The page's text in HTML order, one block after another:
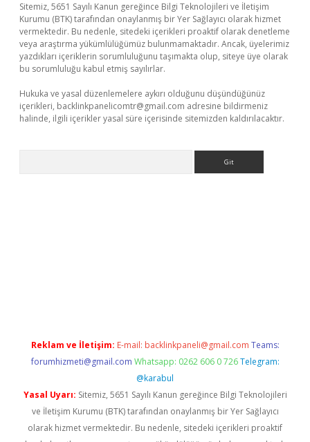
Sitemiz, 5651 Sayılı Kanun gereğince Bilgi Teknolojileri ve İletişim
Kurumu (BTK) tarafından onaylanmış bir Yer Sağlayıcı olarak hizmet
vermektedir. Bu nedenle, sitedeki içerikleri proaktif olarak denetleme
veya araştırma yükümlülüğümüz bulunmamaktadır. Ancak, üyelerimiz
yazdıkları içeriklerin sorumluluğunu taşımakta olup, siteye üye olarak
bu sorumluluğu kabul etmiş sayılırlar.
Hukuka ve yasal düzenlemelere aykırı olduğunu düşündüğünüz
içerikleri, backlinkpanelicomtr@gmail.com adresine bildirmeniz
halinde, ilgili içerikler yasal süre içerisinde sitemizden kaldırılacaktır.
Reklam ve İletişim: E-mail: backlinkpaneli@gmail.com Teams:
forumhizmeti@gmail.com Whatsapp: 0262 606 0 726 Telegram:
@karabul
Yasal Uyarı: Sitemiz, 5651 Sayılı Kanun gereğince Bilgi Teknolojileri
ve İletişim Kurumu (BTK) tarafından onaylanmış bir Yer Sağlayıcı
olarak hizmet vermektedir. Bu nedenle, sitedeki içerikleri proaktif